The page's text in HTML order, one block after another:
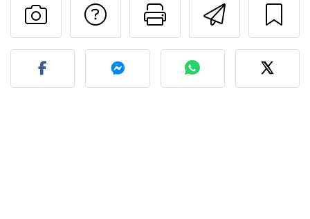
Imprimir
Preguntar al autor
Publicar la foto de esta